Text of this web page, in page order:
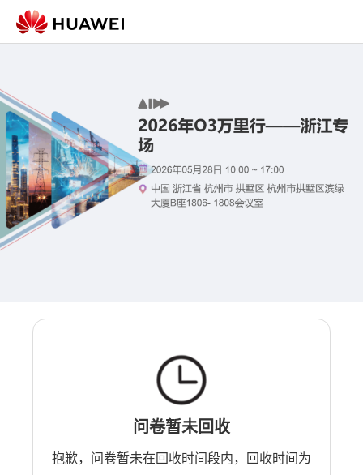
问卷暂未回收
抱歉，问卷暂未在回收时间段内，回收时间为